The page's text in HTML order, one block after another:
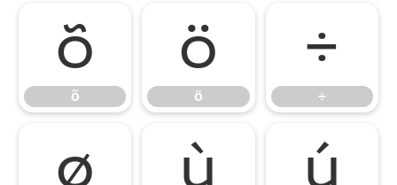
õ
õ
ö
ö
÷
÷
ø ù ú